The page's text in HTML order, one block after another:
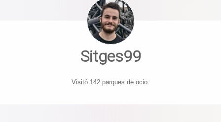
Sitges99
Visitó 142 parques de ocio.